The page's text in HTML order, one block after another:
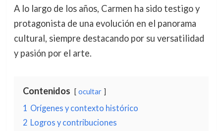
A lo largo de los años, Carmen ha sido testigo y
protagonista de una evolución en el panorama
cultural, siempre destacando por su versatilidad
y pasión por el arte.
Contenidos ocultar
1 Orígenes y contexto histórico
2 Logros y contribuciones